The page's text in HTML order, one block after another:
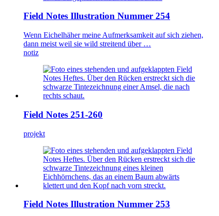
Field Notes Illustration Nummer 254
Wenn Eichelhäher meine Aufmerksamkeit auf sich ziehen,
dann meist weil sie wild streitend über …
notiz
Field Notes 251-260
projekt
Field Notes Illustration Nummer 253